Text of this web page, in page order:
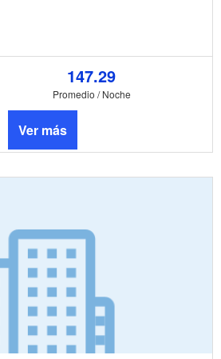
147.29
Promedio / Noche
Ver más